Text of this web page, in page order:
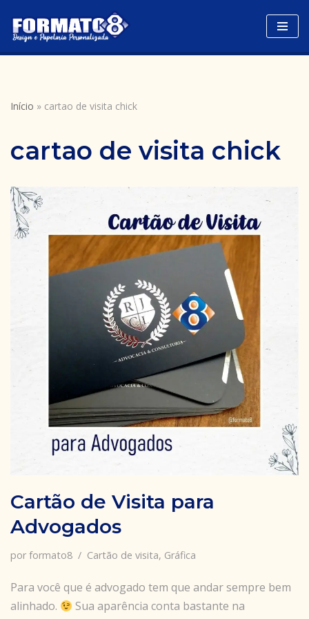
Avançar
para
Início » cartao de visita chick
cartao de visita chick
Cartão de Visita para
Advogados
por formato8 Cartão de visita, Gráfica
Para você que é advogado tem que andar sempre bem
alinhado.
Sua aparência conta bastante na